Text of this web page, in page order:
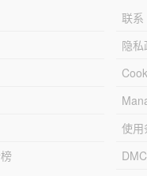
联系
隐私
使用